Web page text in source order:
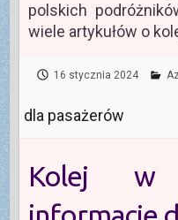
polskich
wiele artykułów o
16 stycznia 2024
dla pasażerów
Kolej w